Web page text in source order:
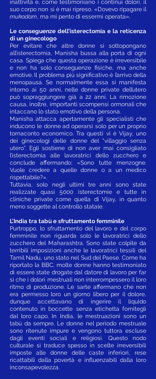
inattività e, come testimoniano i continui dolori, il
suo corpo non si è mai ripreso. «Dovevo ripagare il
mukadam, ma mi pento di essermi operata».
Le conseguenze dell’isterectomia e la reticenza
di un ginecologo
Per evitare che altre donne si sottopongano
all’isterectomia, Manisha bussa alla porta di ogni
casa. Spiega che questa operazione è irreversibile
e non ha solo conseguenze fisiche, ma anche
emotive. Il problema più significativo è l’arrivo della
menopausa. Se normalmente essa si manifesta
intorno ai 50 anni, nelle donne private dell’utero
può sopraggiungere già a 22 anni. La rimozione
causa, inoltre, importanti scompensi ormonali che
intaccano lo stato emotivo della persona.
Manisha attacca apertamente gli specialisti che
inducono le donne ad operarsi solo per un proprio
tornaconto economico. Tra questi vi è Vijay, uno
dei ginecologi delle donne del “villaggio senza
utero”. Egli sostiene di non aver mai consigliato
l’isterectomia alle lavoratrici dello zucchero e
conclude affermando: «Sono tutte menzogne.
Vuole credere a quelle donne o a un medico
rispettabile?».
Tuttavia, solo negli ultimi tre anni sono state
realizzate quasi 5000 isterectomie e tutte in
cliniche private come quella di Vijay, in quanto
meno soggette al controllo statale.
L’India tra tabù e sfruttamento femminile
Purtroppo, lo sfruttamento del lavoro e del corpo
femminile non riguarda solo le lavoratrici dello
zucchero del Maharashtra. Sono state colpite da
terribili imposizioni anche le lavoratrici tessili del
Tamil Nadu, uno stato nel Sud del Paese. Come ha
riportato la BBC, molte donne hanno testimoniato
di essere state drogate dal datore di lavoro per far
sì che i dolori mestruali non interrompessero il loro
ritmo di produzione. Le sarte affermano che non
era permesso loro un giorno libero per il dolore,
dunque accettavano di ingerire il liquido
contenuto in boccette senza etichetta fornitegli
dal loro capo. In India, le mestruazioni sono un
tabù da sempre. Le donne nel periodo mestruale
sono ritenute impure e vengono tuttora escluse
dagli eventi sociali e religiosi. Questo nodo
culturale si traduce spesso in scelte irreversibili
imposte alle donne delle caste inferiori, rese
ricattabili dalla povertà e influenzabili dalla loro
inconsapevolezza.